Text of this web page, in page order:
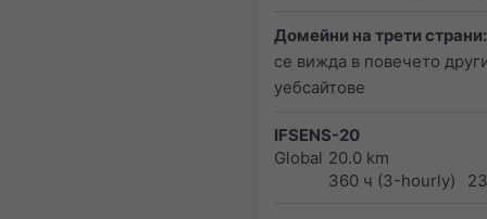
Домейни на трети страни:
се вижда в повечето
уебсайтове
IFSENS-20
Global 20.0 km
360 ч (3-hourly)